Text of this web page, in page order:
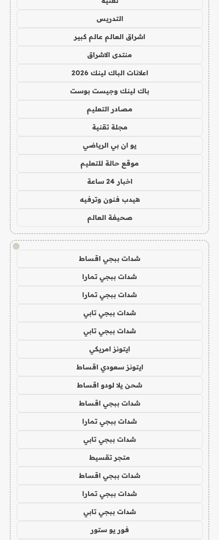
التدريس
اشراق العالم عالم كبير
منتدى الاشراق
اعلانات الباك لينك 2026
باك لينك وجيست بوست
مصادر التعليم
مجلة تقنية
يو ان بي الرياضي
موقع حالة للتعليم
اخبار 24 ساعة
هيدب فنون وترفيه
صحيفة العالم
!
شدات ببجي اقساط
شدات ببجي تمارا
شدات ببجي تمارا
شدات ببجي تابي
شدات ببجي تابي
ايتونز امريكي
ايتونز سعودي اقساط
شحن يلا لودو اقساط
شدات ببجي اقساط
شدات ببجي تمارا
شدات ببجي تابي
متجر تقسيط
شدات ببجي اقساط
شدات ببجي تمارا
شدات ببجي تابي
فور يو ستور